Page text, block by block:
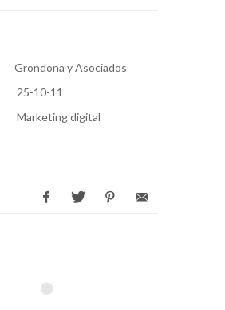
Grondona y Asociados
25-10-11
Marketing digital